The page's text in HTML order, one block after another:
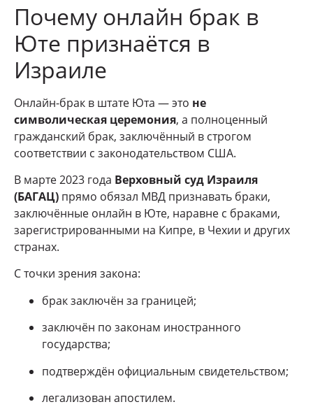
Почему онлайн брак в
Юте признаётся в
Израиле
Онлайн-брак в штате Юта — это не
символическая церемония, а полноценный
гражданский брак, заключённый в строгом
соответствии с законодательством США.
В марте 2023 года Верховный суд Израиля
(БАГАЦ) прямо обязал МВД признавать браки,
заключённые онлайн в Юте, наравне с браками,
зарегистрированными на Кипре, в Чехии и других
странах.
С точки зрения закона:
брак заключён за границей;
заключён по законам иностранного
государства;
подтверждён официальным свидетельством;
легализован апостилем.